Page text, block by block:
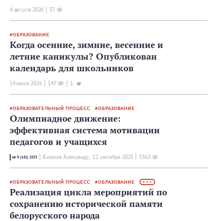
4 августа 2026 37
ОБРАЗОВАНИЕ
Когда осенние, зимние, весенние и
летние каникулы? Опубликован
календарь для школьников
14 июля 2026 147 1
ОБРАЗОВАТЕЛЬНЫЙ ПРОЦЕСС ОБРАЗОВАНИЕ
Олимпиадное движение:
эффективная система мотивации
педагогов и учащихся
№ 9 (141) 2023 Киселев Александр, 12 сентября 2023 3363
ОБРАЗОВАТЕЛЬНЫЙ ПРОЦЕСС ОБРАЗОВАНИЕ • • •
Реализация цикла мероприятий по
сохранению исторической памяти
белорусского народа